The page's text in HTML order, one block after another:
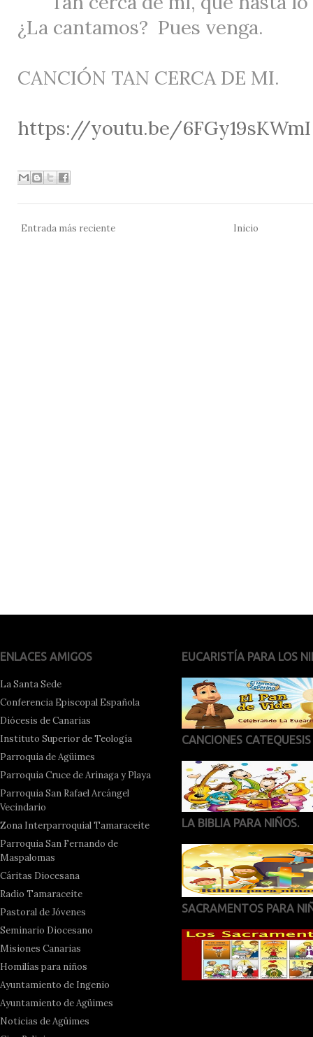
¿La cantamos? Pues venga.
CANCIÓN TAN CERCA DE MI.
https://youtu.be/6FGy19sKWmI
Entrada más reciente Inicio
ENLACES AMIGOS
La Santa Sede
Conferencia Episcopal Española
Diócesis de Canarias
Instituto Superior de Teología
Parroquia de Agüimes
Parroquia Cruce de Arinaga y Playa
Parroquia San Rafael Arcángel
Vecindario
Zona Interparroquial Tamaraceite
Parroquia San Fernando de
Maspalomas
Cáritas Diocesana
Radio Tamaraceite
Pastoral de Jóvenes
Seminario Diocesano
Misiones Canarias
Homilías para niños
Ayuntamiento de Ingenio
Ayuntamiento de Agüimes
Noticias de Agüimes
EUCARISTÍA PARA LOS
CANCIONES CATEQUESIS
LA BIBLIA PARA NIÑOS.
SACRAMENTOS PARA